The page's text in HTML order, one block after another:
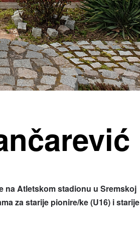
na Atletskom stadionu u Sremskoj
za starije pionire/ke (U16) i starije